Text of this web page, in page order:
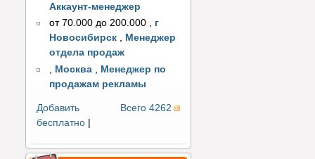
Аккаунт-менеджер
от 70.000 до 200.000 , г
Новосибирск , Менеджер
отдела продаж
, Москва , Менеджер по
продажам рекламы
Всего 4262
Добавить
бесплатно